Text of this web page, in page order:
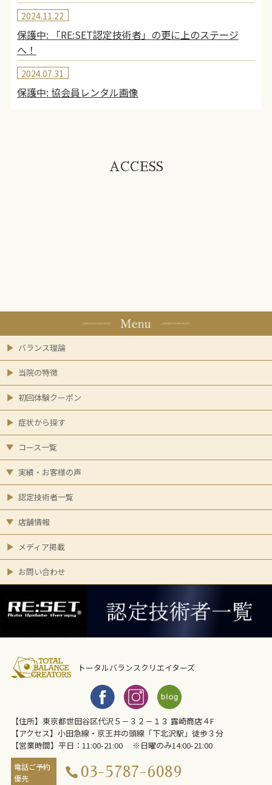
保護中: 「RE:SET認定技術者」の更に上のステージ
へ！
2024.11.22
保護中: 協会員レンタル画像
2024.07.31
ACCESS
バランス理論
当院の特徴
初回体験クーポン
症状から探す
コース一覧
実績・お客様の声
認定技術者一覧
店舗情報
メディア掲載
お問い合わせ
トータルバランスクリエイターズ
【住所】東京都世田谷区代沢５－３２－１３ 露崎商店４F
【アクセス】小田急線・京王井の頭線「下北沢駅」徒歩３分
【営業時間】平日：11:00-21:00 ※日曜のみ14:00-21:00
電話ご予約
優先
03-5787-6089